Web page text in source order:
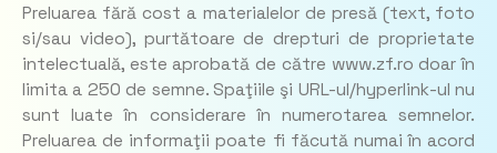
Preluarea fără cost a materialelor de presă (text, foto
si/sau video), purtătoare de drepturi de proprietate
intelectuală, este aprobată de către www.zf.ro doar în
limita a 250 de semne. Spaţiile şi URL-ul/hyperlink-ul nu
sunt luate în considerare în numerotarea semnelor.
Preluarea de informaţii poate fi făcută numai în acord